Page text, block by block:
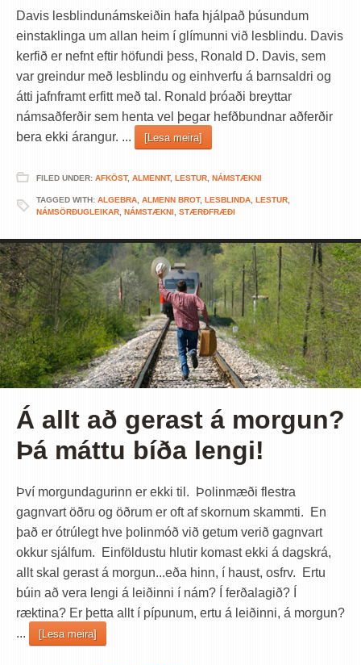
Davis lesblindunámskeiðin hafa hjálpað þúsundum
einstaklinga um allan heim í glímunni við lesblindu. Davis
kerfið er nefnt eftir höfundi þess, Ronald D. Davis, sem
var greindur með lesblindu og einhverfu á barnsaldri og
átti jafnframt erfitt með tal. Ronald þróaði breyttar
námsaðferðir sem henta vel þegar hefðbundnar aðferðir
bera ekki árangur. ...
[Lesa meira]
FILED UNDER: AFKÖST, ALMENNT, LESTUR, NÁMSTÆKNI
TAGGED WITH: ALGEBRA, ALMENN BROT, LESBLINDA, LESTUR,
NÁMSÖRÐUGLEIKAR, NÁMSTÆKNI , STÆRÐFRÆÐI
Á allt að gerast á morgun?
Þá máttu bíða lengi!
Því morgundagurinn er ekki til. Þolinmæði flestra
gagnvart öðru og öðrum er oft af skornum skammti. En
það er ótrúlegt hve þolinmóð við getum verið gagnvart
okkur sjálfum. Einföldustu hlutir komast ekki á dagskrá,
allt skal gerast á morgun...eða hinn, í haust, osfrv. Ertu
búin að vera lengi á leiðinni í nám? Í ferðalagið? Í
ræktina? Er þetta allt í pípunum, ertu á leiðinni, á morgun?
...
[Lesa meira]